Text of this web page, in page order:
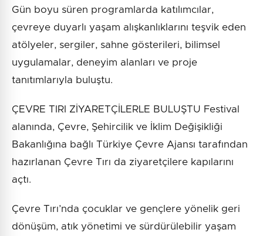
Gün boyu süren programlarda katılımcılar,
çevreye duyarlı yaşam alışkanlıklarını teşvik eden
atölyeler, sergiler, sahne gösterileri, bilimsel
uygulamalar, deneyim alanları ve proje
tanıtımlarıyla buluştu.
ÇEVRE TIRI ZİYARETÇİLERLE BULUŞTU Festival
alanında, Çevre, Şehircilik ve İklim Değişikliği
Bakanlığına bağlı Türkiye Çevre Ajansı tarafından
hazırlanan Çevre Tırı da ziyaretçilere kapılarını
açtı.
Çevre Tırı’nda çocuklar ve gençlere yönelik geri
dönüşüm, atık yönetimi ve sürdürülebilir yaşam